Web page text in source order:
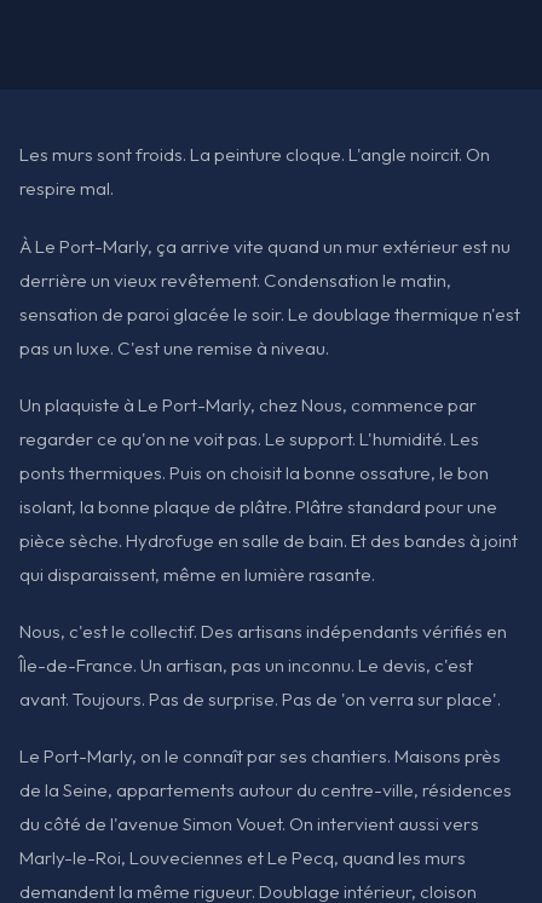
Les murs sont froids. La peinture cloque. L'angle noircit. On
respire mal.
À Le Port-Marly, ça arrive vite quand un mur extérieur est nu
derrière un vieux revêtement. Condensation le matin,
sensation de paroi glacée le soir. Le doublage thermique n'est
pas un luxe. C'est une remise à niveau.
Un plaquiste à Le Port-Marly, chez Nous, commence par
regarder ce qu'on ne voit pas. Le support. L'humidité. Les
ponts thermiques. Puis on choisit la bonne ossature, le bon
isolant, la bonne plaque de plâtre. Plâtre standard pour une
pièce sèche. Hydrofuge en salle de bain. Et des bandes à joint
qui disparaissent, même en lumière rasante.
Nous, c'est le collectif. Des artisans indépendants vérifiés en
Île-de-France. Un artisan, pas un inconnu. Le devis, c'est
avant. Toujours. Pas de surprise. Pas de 'on verra sur place'.
Le Port-Marly, on le connaît par ses chantiers. Maisons près
de la Seine, appartements autour du centre-ville, résidences
du côté de l'avenue Simon Vouet. On intervient aussi vers
Marly-le-Roi, Louveciennes et Le Pecq, quand les murs
demandent la même rigueur. Doublage intérieur, cloison